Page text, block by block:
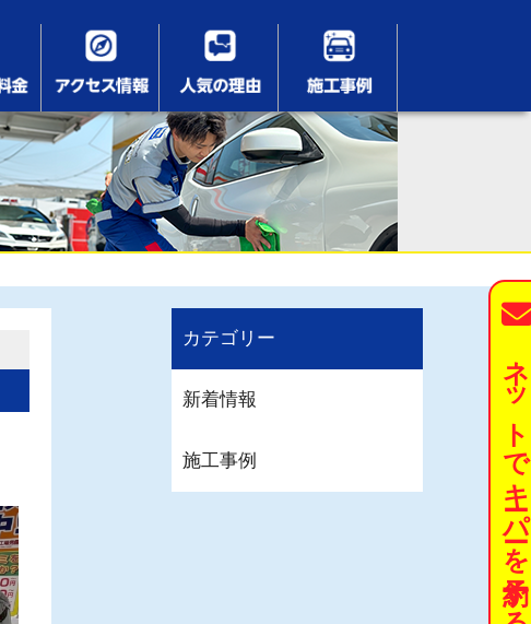
カテゴリー
新着情報
施工事例 ネットでキーパーを予約する